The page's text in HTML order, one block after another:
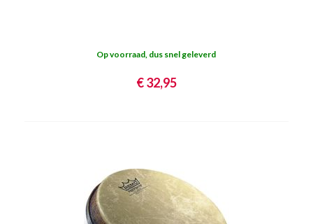
Op voorraad, dus snel geleverd
€ 32,95